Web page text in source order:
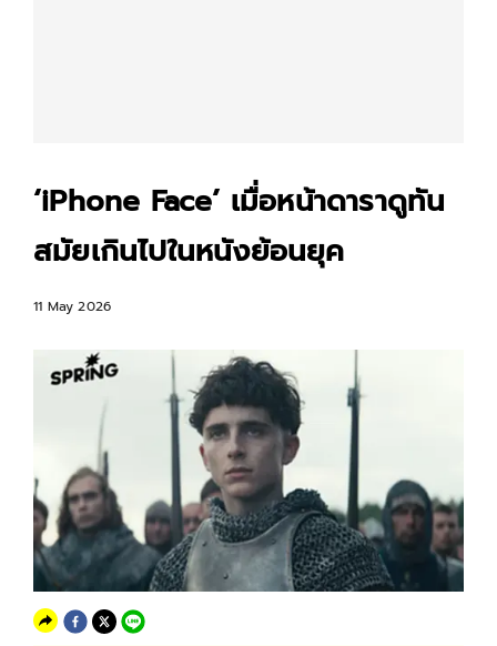
‘iPhone Face’ เมื่อหน้าดาราดูทัน
สมัยเกินไปในหนังย้อนยุค
11 May 2026